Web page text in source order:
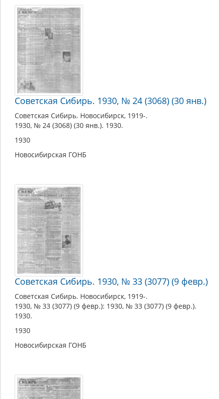
Советская Сибирь. 1930, № 24 (3068) (30 янв.)
Советская Сибирь. Новосибирск, 1919-.
1930, № 24 (3068) (30 янв.). 1930.
1930
Новосибирская ГОНБ
Советская Сибирь. 1930, № 33 (3077) (9 февр.)
Советская Сибирь. Новосибирск, 1919-.
1930, № 33 (3077) (9 февр.): 1930, № 33 (3077) (9 февр.).
1930.
1930
Новосибирская ГОНБ